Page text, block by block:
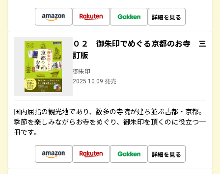
詳細を見る
０２ 御朱印でめぐる京都のお寺 三
訂版
御朱印
2025.10.09 発売
国内屈指の観光地であり、数多の寺院が建ち並ぶ古都・京都。
季節を楽しみながらお寺をめぐり、御朱印を頂くのに役立つ一
冊です。
詳細を見る